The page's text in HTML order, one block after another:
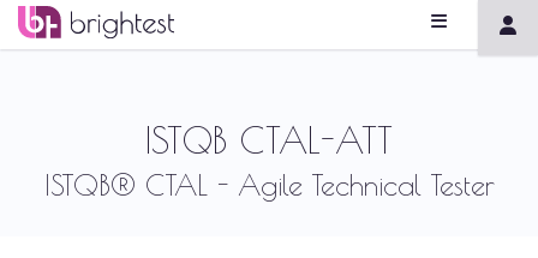
ISTQB CTAL-ATT
ISTQB® CTAL - Agile Technical Tester